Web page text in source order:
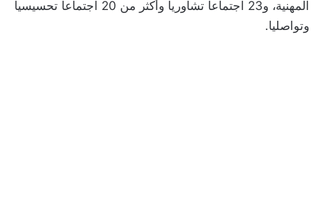
المهنية، و23 اجتماعا تشاوريا وأكثر من 20 اجتماعا تحسيسيا
وتواصليا.